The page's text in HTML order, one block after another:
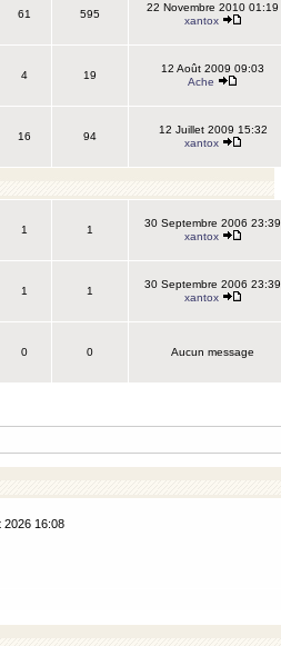
61 595
22 Novembre 2010 01:19
xantox
4 19
12 Août 2009 09:03
Ache
16 94
12 Juillet 2009 15:32
xantox
1 1
30 Septembre 2006 23:39
xantox
1 1
30 Septembre 2006 23:39
xantox
0 0 Aucun message
2026 16:08